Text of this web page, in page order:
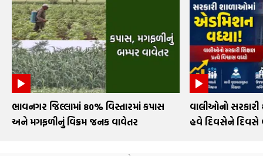
ભાવનગર જિલ્લામાં 80% વિસ્તારમાં કપાસ
અને મગફળીનું વિક્રમ જનક વાવેતર
વાલીઓનો સરકારી
હવે દિવસેને દિવસે